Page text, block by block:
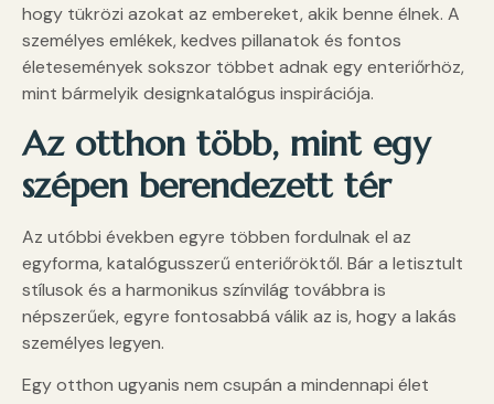
hogy tükrözi azokat az embereket, akik benne élnek. A
személyes emlékek, kedves pillanatok és fontos
életesemények sokszor többet adnak egy enteriőrhöz,
mint bármelyik designkatalógus inspirációja.
Az otthon több, mint egy
szépen berendezett tér
Az utóbbi években egyre többen fordulnak el az
egyforma, katalógusszerű enteriőröktől. Bár a letisztult
stílusok és a harmonikus színvilág továbbra is
népszerűek, egyre fontosabbá válik az is, hogy a lakás
személyes legyen.
Egy otthon ugyanis nem csupán a mindennapi élet